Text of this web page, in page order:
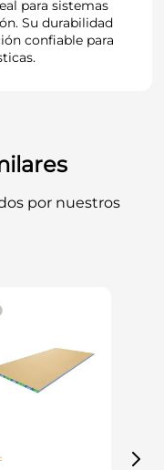
para sistemas
Su durabilidad
confiable para
por nuestros